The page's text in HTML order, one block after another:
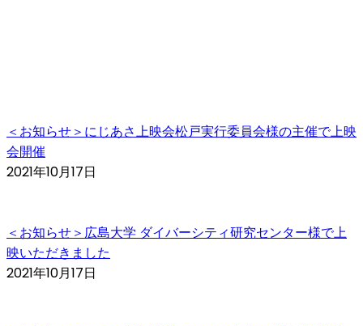
＜お知らせ＞にじあさ上映会松戸実行委員会様の主催で上映
会開催
2021年10月17日
＜お知らせ＞広島大学 ダイバーシティ研究センター様で上
映いただきました
2021年10月17日